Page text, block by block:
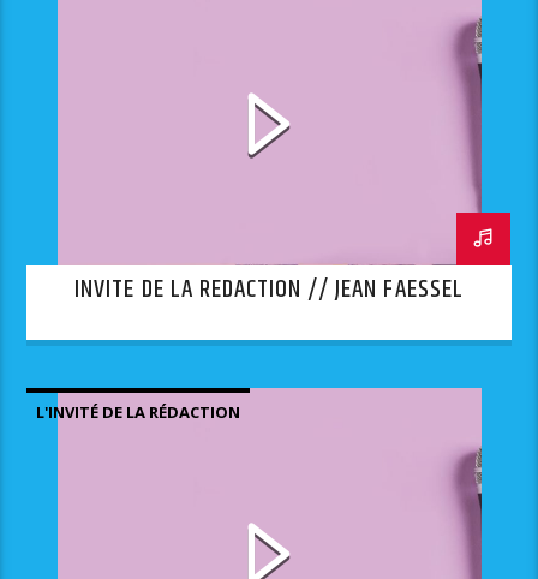
INVITE DE LA REDACTION // JEAN FAESSEL
L'INVITÉ DE LA RÉDACTION